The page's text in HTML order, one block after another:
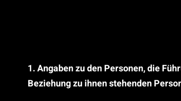
1. Angaben zu den Personen, die
Beziehung zu ihnen stehenden